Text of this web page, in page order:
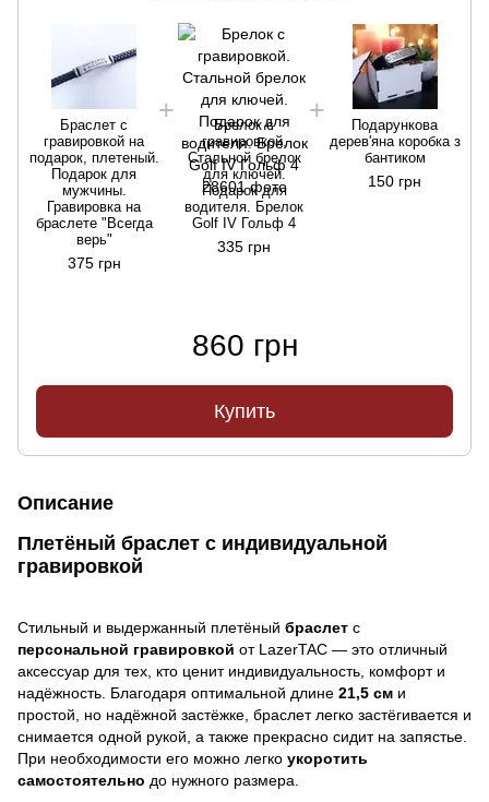
Браслет с
гравировкой на
подарок, плетеный.
Подарок для
мужчины.
Гравировка на
браслете "Всегда
верь"
375 грн
Брелок с
гравировкой.
Стальной брелок
для ключей.
Подарок для
водителя. Брелок
Golf IV Гольф 4
335 грн
Подарункова
дерев'яна коробка з
бантиком
150 грн
860 грн
Купить
Описание
Плетёный браслет с индивидуальной
гравировкой
Стильный и выдержанный плетёный браслет с
персональной гравировкой от LazerTAC — это отличный
аксессуар для тех, кто ценит индивидуальность, комфорт и
надёжность. Благодаря оптимальной длине 21,5 см и
простой, но надёжной застёжке, браслет легко застёгивается и
снимается одной рукой, а также прекрасно сидит на запястье.
При необходимости его можно легко укоротить
самостоятельно до нужного размера.